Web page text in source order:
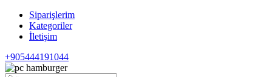
Siparişlerim
Kategoriler
İletişim
+905444191044